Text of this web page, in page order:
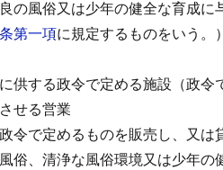
の風俗又は少年の健全な育成に
第一項に規定するものをいう。
供する政令で定める施設（政令
せる営業
令で定めるものを販売し、又は
俗、清浄な風俗環境又は少年の